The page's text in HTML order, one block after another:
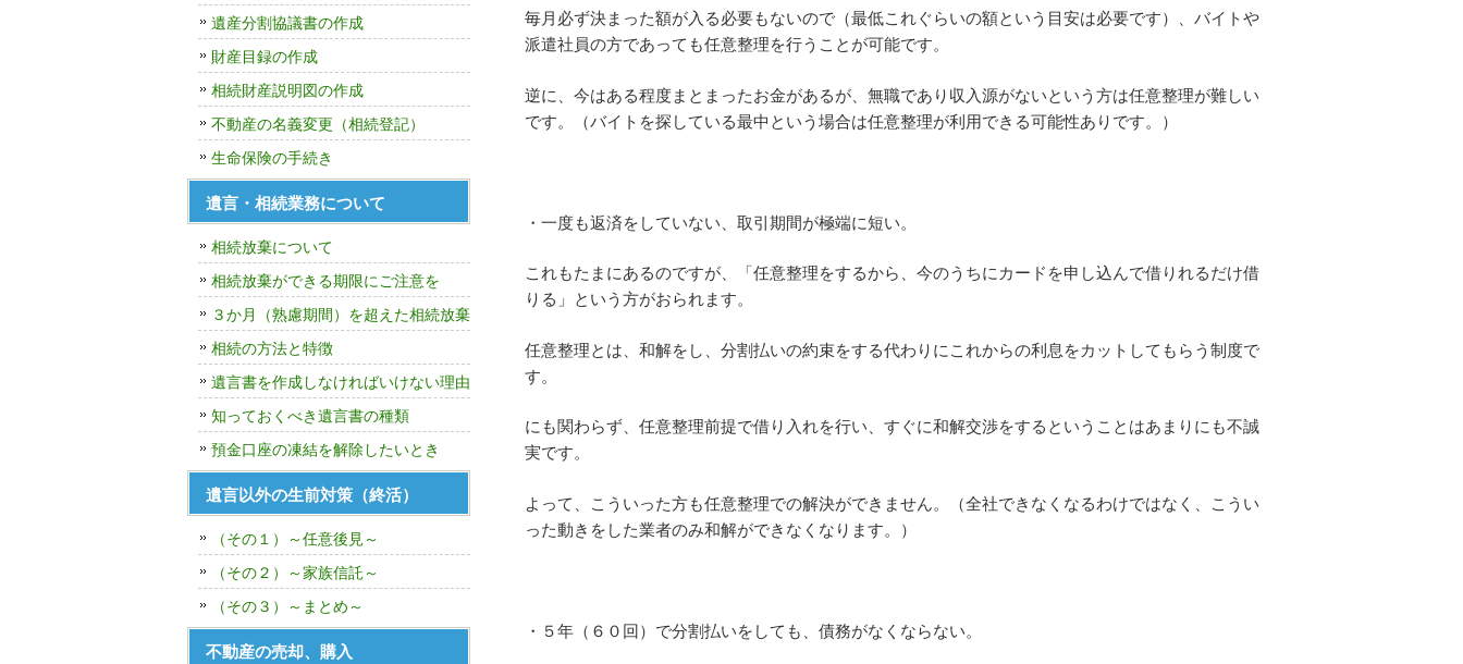
毎月必ず決まった額が入る必要もないので（最低これぐらいの額という目安は必要です）、バイトや
派遣社員の方であっても任意整理を行うことが可能です。
逆に、今はある程度まとまったお金があるが、無職であり収入源がないという方は任意整理が難しい
です。（バイトを探している最中という場合は任意整理が利用できる可能性ありです。）
・一度も返済をしていない、取引期間が極端に短い。
これもたまにあるのですが、「任意整理をするから、今のうちにカードを申し込んで借りれるだけ借
りる」という方がおられます。
任意整理とは、和解をし、分割払いの約束をする代わりにこれからの利息をカットしてもらう制度で
す。
にも関わらず、任意整理前提で借り入れを行い、すぐに和解交渉をするということはあまりにも不誠
実です。
よって、こういった方も任意整理での解決ができません。（全社できなくなるわけではなく、こうい
った動きをした業者のみ和解ができなくなります。）
・５年（６０回）で分割払いをしても、債務がなくならない。
遺産分割協議書の作成
財産目録の作成
相続財産説明図の作成
不動産の名義変更（相続登記）
生命保険の手続き
遺言・相続業務について
相続放棄について
相続放棄ができる期限にご注意を
３か月（熟慮期間）を超えた相続放棄
相続の方法と特徴
遺言書を作成しなければいけない理由
知っておくべき遺言書の種類
預金口座の凍結を解除したいとき
遺言以外の生前対策（終活）
（その１）～任意後見～
（その２）～家族信託～
（その３）～まとめ～
不動産の売却、購入